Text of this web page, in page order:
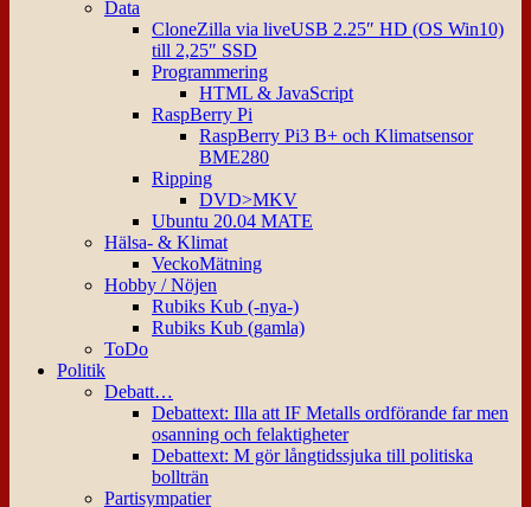
Data
CloneZilla via liveUSB 2.25″ HD (OS Win10)
till 2,25″ SSD
Programmering
HTML & JavaScript
RaspBerry Pi
RaspBerry Pi3 B+ och Klimatsensor
BME280
Ripping
DVD>MKV
Ubuntu 20.04 MATE
Hälsa- & Klimat
VeckoMätning
Hobby / Nöjen
Rubiks Kub (-nya-)
Rubiks Kub (gamla)
ToDo
Politik
Debatt…
Debattext: Illa att IF Metalls ordförande far men
osanning och felaktigheter
Debattext: M gör långtidssjuka till politiska
bollträn
Partisympatier